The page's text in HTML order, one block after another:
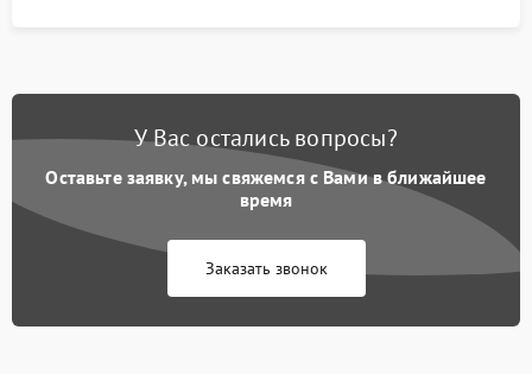
У Вас остались вопросы?
Оставьте заявку, мы свяжемся с Вами в ближайшее
время
Заказать звонок